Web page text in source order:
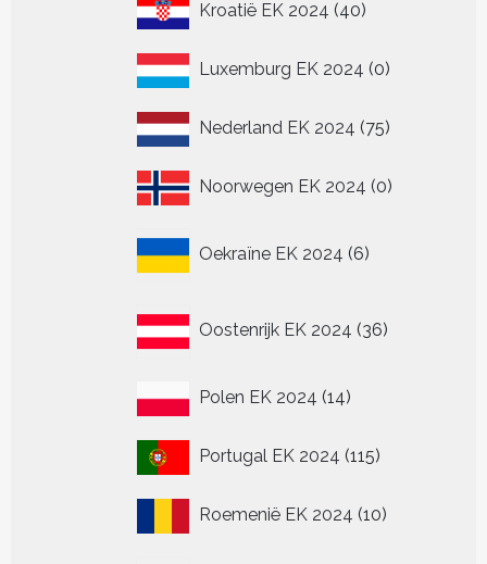
Kroatië EK 2024 4040
Luxemburg EK 2024 00
Nederland EK 2024 7575
Noorwegen EK 2024 00
Oekraïne EK 2024 6
producten
Oostenrijk EK 2024 36
producten
Polen EK 2024 1414
Portugal EK 2024 115115
Roemenië EK 2024 1010